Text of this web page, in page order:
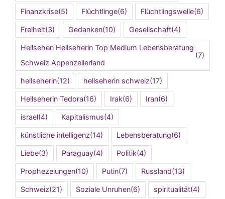
Finanzkrise(5) Flüchtlinge(6) Flüchtlingswelle(6)
Freiheit(3) Gedanken(10) Gesellschaft(4)
Hellsehen Hellseherin Top Medium Lebensberatung
Schweiz Appenzellerland
(7)
hellseherin(12) hellseherin schweiz(17)
Hellseherin Tedora(16) Irak(6) Iran(6)
israel(4) Kapitalismus(4)
künstliche intelligenz(14) Lebensberatung(6)
Liebe(3) Paraguay(4) Politik(4)
Prophezeiungen(10) Putin(7) Russland(13)
Schweiz(21) Soziale Unruhen(6) spiritualität(4)